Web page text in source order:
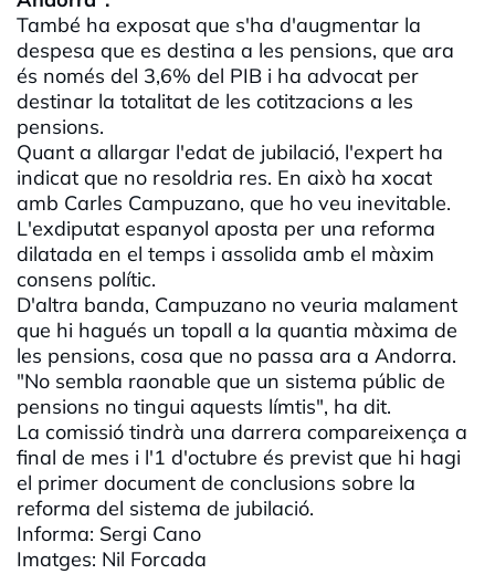
També ha exposat que s'ha d'augmentar la
despesa que es destina a les pensions, que ara
és només del 3,6% del PIB i ha advocat per
destinar la totalitat de les cotitzacions a les
pensions.
Quant a allargar l'edat de jubilació, l'expert ha
indicat que no resoldria res. En això ha xocat
amb Carles Campuzano, que ho veu inevitable.
L'exdiputat espanyol aposta per una reforma
dilatada en el temps i assolida amb el màxim
consens polític.
D'altra banda, Campuzano no veuria malament
que hi hagués un topall a la quantia màxima de
les pensions, cosa que no passa ara a Andorra.
"No sembla raonable que un sistema públic de
pensions no tingui aquests límtis", ha dit.
La comissió tindrà una darrera compareixença a
final de mes i l'1 d'octubre és previst que hi hagi
el primer document de conclusions sobre la
reforma del sistema de jubilació.
Informa: Sergi Cano
Imatges: Nil Forcada